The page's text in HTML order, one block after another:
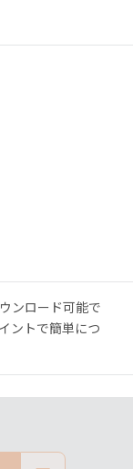
ンロード可能で
ントで簡単につ